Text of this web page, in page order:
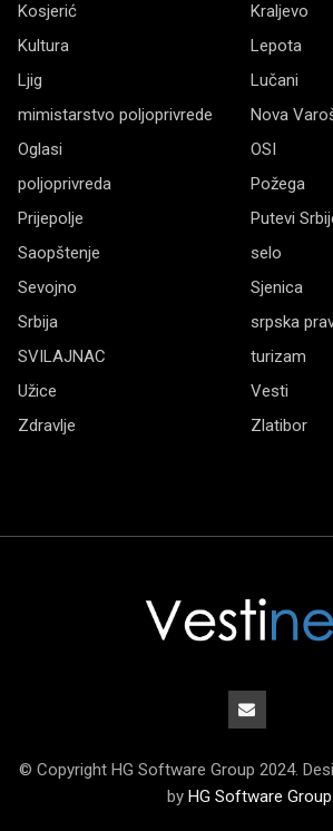
Kosjerić
Kraljevo
Kultura
Lepota
Ljig
Lučani
mimistarstvo poljoprivrede
Nova
Oglasi
OSI
poljoprivreda
Požega
Prijepolje
Putevi
Saopštenje
selo
Sevojno
Sjenica
Srbija
srpska
SVILAJNAC
turizam
Užice
Vesti
Zdravlje
Zlatibor
© Copyright HG Software Group 2024.
by HG Software Group